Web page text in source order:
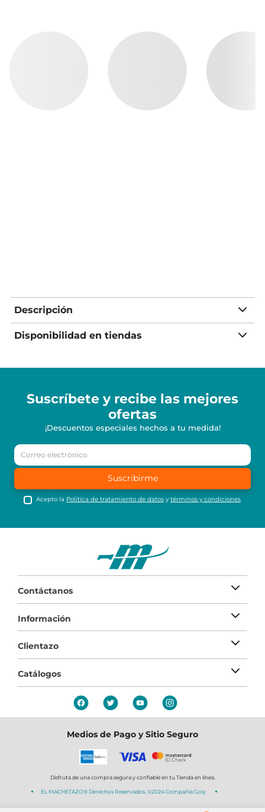
Descripción
Disponibilidad en tiendas
Suscríbete y recibe las mejores
ofertas
¡Descuentos especiales hechos a tu medida!
Suscribirme
Acepto la Política de tratamiento de datos ytérminos y condiciones
Contáctanos
Información
Clientazo
Catálogos
Medios de Pago y Sitio Seguro
Disfruta de una compra segura y confiable en tu Tienda en línea.
EL MACHETAZO® Derechos Reservados. ©2024 Compañia Goly